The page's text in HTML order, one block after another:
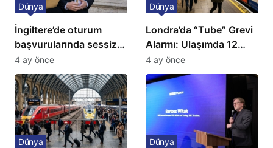
İngiltere’de oturum
başvurularında sessiz
kriz: Büyükelçilikten
açıklama!
Dünya
4 ay önce
Londra’da “Tube” Grevi
Alarmı: Ulaşımda 12
Günlük Kaos Kapıda
Dünya
4 ay önce
Dünya Dünya